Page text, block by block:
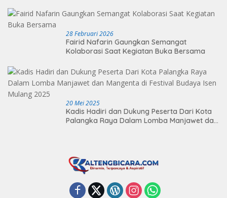
28 Februari 2026
Fairid Nafarin Gaungkan Semangat
Kolaborasi Saat Kegiatan Buka Bersama
20 Mei 2025
Kadis Hadiri dan Dukung Peserta Dari Kota
Palangka Raya Dalam Lomba Manjawet dan